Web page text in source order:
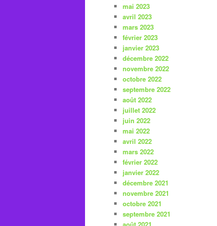
mai 2023
avril 2023
mars 2023
février 2023
janvier 2023
décembre 2022
novembre 2022
octobre 2022
septembre 2022
août 2022
juillet 2022
juin 2022
mai 2022
avril 2022
mars 2022
février 2022
janvier 2022
décembre 2021
novembre 2021
octobre 2021
septembre 2021